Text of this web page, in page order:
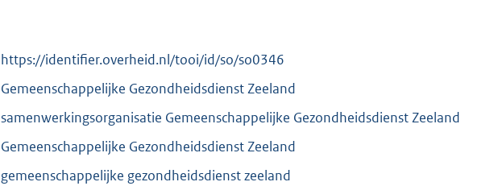
https://identifier.overheid.nl/tooi/id/so/so0346
Gemeenschappelijke Gezondheidsdienst Zeeland
samenwerkingsorganisatie Gemeenschappelijke Gezondheidsdienst Zeeland
Gemeenschappelijke Gezondheidsdienst Zeeland
gemeenschappelijke gezondheidsdienst zeeland